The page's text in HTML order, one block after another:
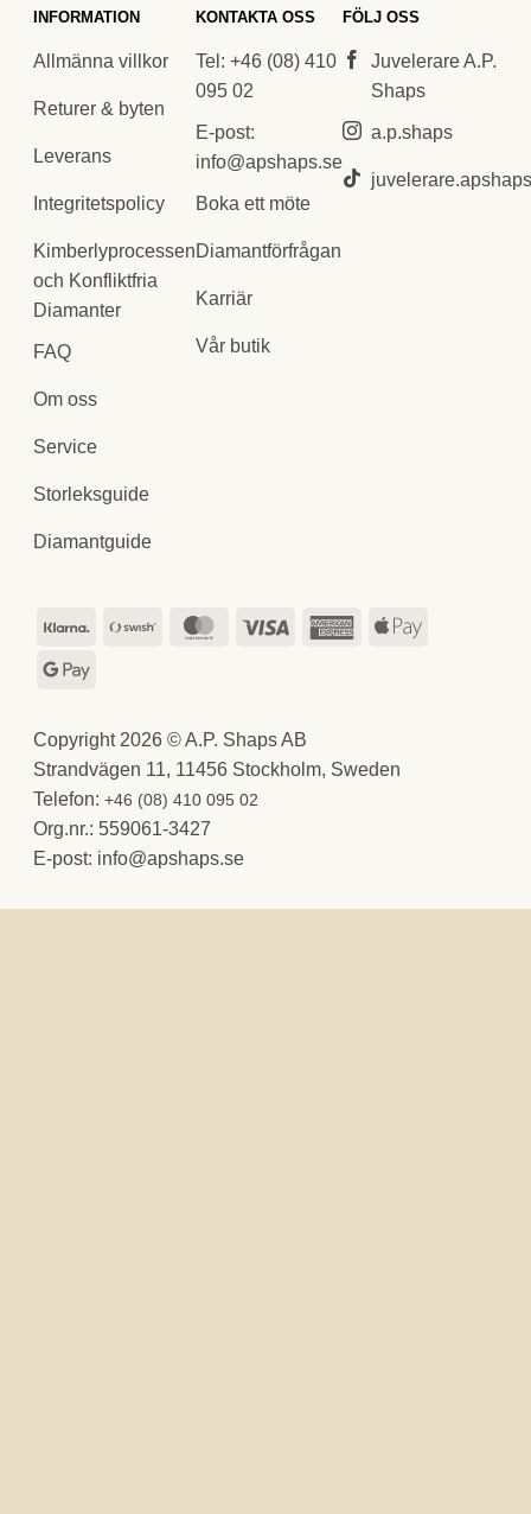
INFORMATION
Allmänna villkor
Returer & byten
Leverans
Integritetspolicy
Kimberlyprocessen
och Konfliktfria
Diamanter
FAQ
Om oss
Service
Storleksguide
Diamantguide
KONTAKTA OSS
Tel: +46 (08) 410
095 02
E-post:
info@apshaps.se
Boka ett möte
Diamantförfrågan
Karriär
Vår butik
FÖLJ OSS
Juvelerare A.P.
Shaps
a.p.shaps
Klarna Swish
MasterCard
Visa
AmericanApple
Google
Copyright 2026 © A.P. Shaps AB
Strandvägen 11, 11456 Stockholm, Sweden
Telefon:+46 (08) 410 095 02
Org.nr.: 559061-3427
E-post:
es.spahspa
@ofni